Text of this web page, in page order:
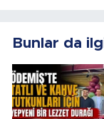
Bunlar da